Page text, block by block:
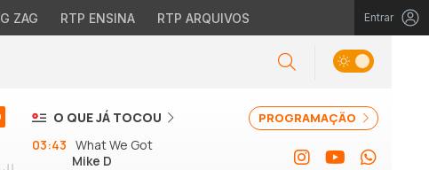
ZAG RTP ENSINA RTP ARQUIVOS Entrar
PROGRAMAÇÃO
O QUE JÁ TOCOU
03:43 What We Got
Mike D